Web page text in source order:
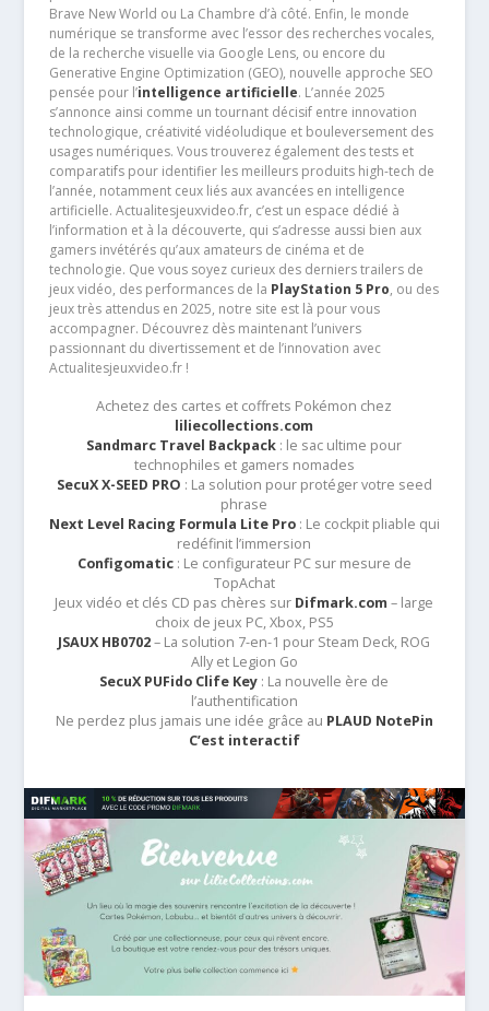
Brave New World ou La Chambre d’à côté. Enfin, le monde
numérique se transforme avec l’essor des recherches vocales,
de la recherche visuelle via Google Lens, ou encore du
Generative Engine Optimization (GEO), nouvelle approche SEO
pensée pour l’intelligence artificielle. L’année 2025
s’annonce ainsi comme un tournant décisif entre innovation
technologique, créativité vidéoludique et bouleversement des
usages numériques. Vous trouverez également des tests et
comparatifs pour identifier les meilleurs produits high-tech de
l’année, notamment ceux liés aux avancées en intelligence
artificielle. Actualitesjeuxvideo.fr, c’est un espace dédié à
l’information et à la découverte, qui s’adresse aussi bien aux
gamers invétérés qu’aux amateurs de cinéma et de
technologie. Que vous soyez curieux des derniers trailers de
jeux vidéo, des performances de la PlayStation 5 Pro, ou des
jeux très attendus en 2025, notre site est là pour vous
accompagner. Découvrez dès maintenant l’univers
passionnant du divertissement et de l’innovation avec
Actualitesjeuxvideo.fr !
Achetez des cartes et coffrets Pokémon chez
liliecollections.com
Sandmarc Travel Backpack : le sac ultime pour
technophiles et gamers nomades
SecuX X-SEED PRO : La solution pour protéger votre seed
phrase
Next Level Racing Formula Lite Pro: Le cockpit pliable qui
redéfinit l’immersion
Configomatic: Le configurateur PC sur mesure de
TopAchat
Jeux vidéo et clés CD pas chères sur Difmark.com – large
choix de jeux PC, Xbox, PS5
JSAUX HB0702– La solution 7-en-1 pour Steam Deck, ROG
Ally et Legion Go
SecuX PUFido Clife Key : La nouvelle ère de
l’authentification
Ne perdez plus jamais une idée grâce au PLAUD NotePin
C’est interactif